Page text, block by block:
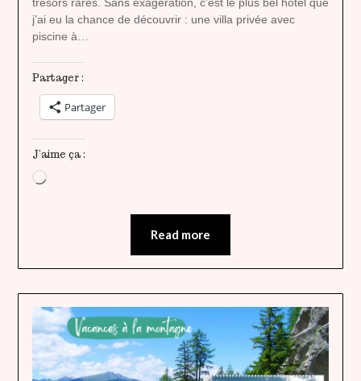
j’ai eu la chance de découvrir : une villa privée avec
piscine à…
Partager :
Partager
J’aime ça :
Chargement…
Read more